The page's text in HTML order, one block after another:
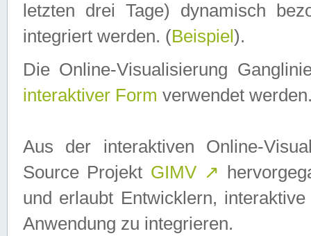
letzten drei Tage) dynamisch
integriert werden. (Beispiel ).
Die Online-Visualisierung
interaktiver Form verwendet
Aus der interaktiven Online-
Source Projekt GIMV ↗
und erlaubt Entwicklern,
Anwendung zu integrieren.